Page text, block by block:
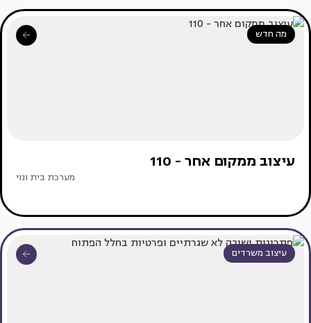
מה חדש
עיצוב ממקום אחר - 110
מערכת בית ונוי
עיצוב משרדים